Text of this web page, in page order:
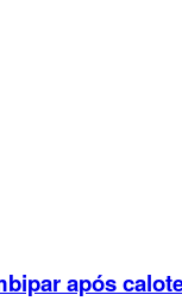
após